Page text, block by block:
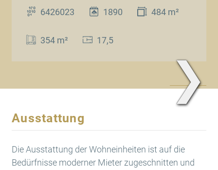
6426023 1890 484 m²
354 m² 17,5
❯
Ausstattung
Die Ausstattung der Wohneinheiten ist auf die
Bedürfnisse moderner Mieter zugeschnitten und